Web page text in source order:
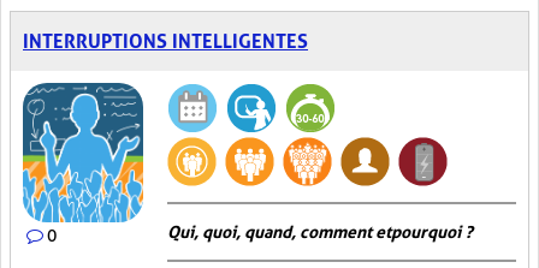
INTERRUPTIONS INTELLIGENTES
0 Qui, quoi, quand, comment et pourquoi ?